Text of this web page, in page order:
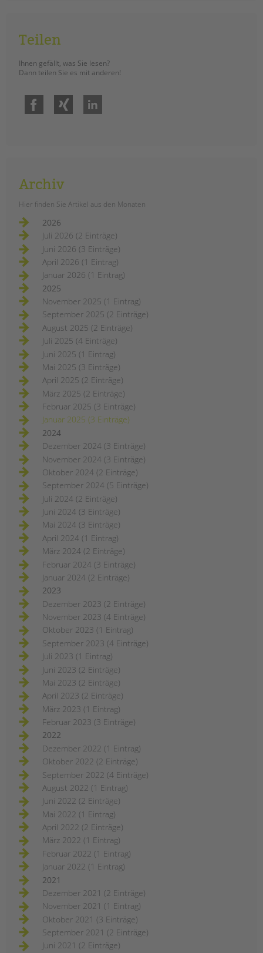
Teilen
Ihnen gefällt, was Sie lesen?
Dann teilen Sie es mit anderen!
Facebook Xing
Archiv
Hier finden Sie Artikel aus den Monaten
2026
Juli 2026 (2 Einträge)
Juni 2026 (3 Einträge)
April 2026 (1 Eintrag)
Januar 2026 (1 Eintrag)
2025
November 2025 (1 Eintrag)
September 2025 (2 Einträge)
August 2025 (2 Einträge)
Juli 2025 (4 Einträge)
Juni 2025 (1 Eintrag)
Mai 2025 (3 Einträge)
April 2025 (2 Einträge)
März 2025 (2 Einträge)
Februar 2025 (3 Einträge)
Januar 2025 (3 Einträge)
2024
Dezember 2024 (3 Einträge)
November 2024 (3 Einträge)
Oktober 2024 (2 Einträge)
September 2024 (5 Einträge)
Juli 2024 (2 Einträge)
Juni 2024 (3 Einträge)
Mai 2024 (3 Einträge)
April 2024 (1 Eintrag)
März 2024 (2 Einträge)
Februar 2024 (3 Einträge)
Januar 2024 (2 Einträge)
2023
Dezember 2023 (2 Einträge)
November 2023 (4 Einträge)
Oktober 2023 (1 Eintrag)
September 2023 (4 Einträge)
Juli 2023 (1 Eintrag)
Juni 2023 (2 Einträge)
Mai 2023 (2 Einträge)
April 2023 (2 Einträge)
März 2023 (1 Eintrag)
Februar 2023 (3 Einträge)
2022
Dezember 2022 (1 Eintrag)
Oktober 2022 (2 Einträge)
September 2022 (4 Einträge)
August 2022 (1 Eintrag)
Juni 2022 (2 Einträge)
Mai 2022 (1 Eintrag)
April 2022 (2 Einträge)
März 2022 (1 Eintrag)
Februar 2022 (1 Eintrag)
Januar 2022 (1 Eintrag)
2021
Dezember 2021 (2 Einträge)
November 2021 (1 Eintrag)
Oktober 2021 (3 Einträge)
September 2021 (2 Einträge)
Juni 2021 (2 Einträge)